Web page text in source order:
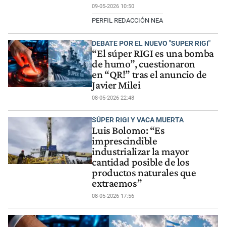
09-05-2026 10:50
PERFIL REDACCIÓN NEA
DEBATE POR EL NUEVO "SUPER RIGI"
“El súper RIGI es una bomba
de humo”, cuestionaron
en “QR!” tras el anuncio de
Javier Milei
08-05-2026 22:48
SÚPER RIGI Y VACA MUERTA
Luis Bolomo: “Es
imprescindible
industrializar la mayor
cantidad posible de los
productos naturales que
extraemos”
08-05-2026 17:56